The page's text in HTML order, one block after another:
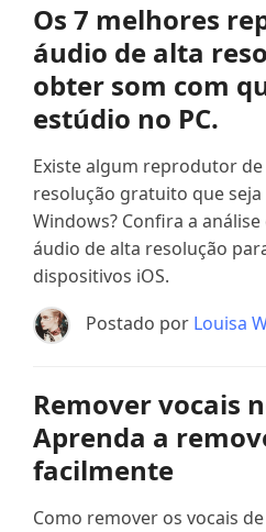
Os 7 melhores
áudio de alta
obter som com
estúdio no PC.
Existe algum reprodutor
resolução gratuito que
Windows? Confira a
áudio de alta resolução
dispositivos iOS.
Postado por Louisa
Remover vocais
Aprenda a
facilmente
Como remover os vocais